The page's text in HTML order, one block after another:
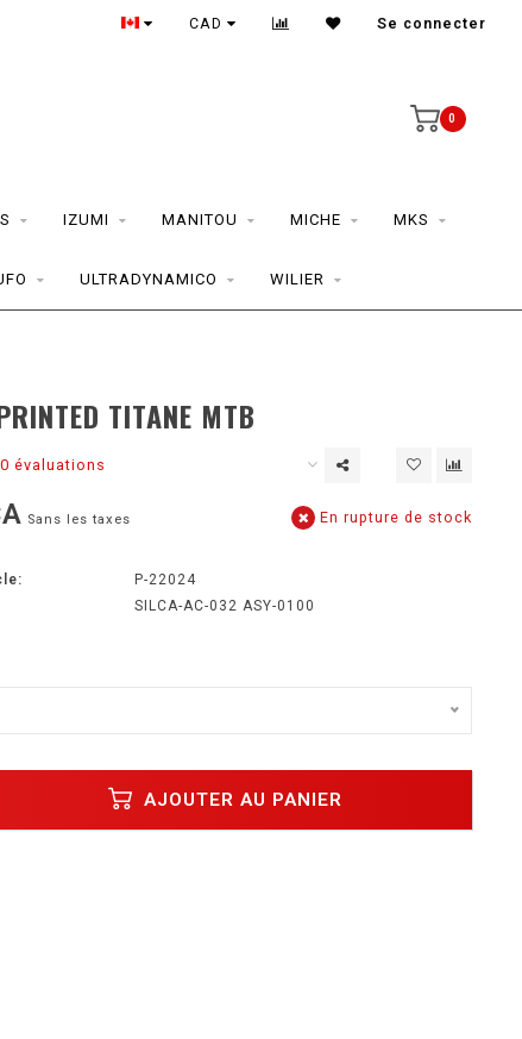
CAD Se connecter
0
IZUMI MANITOU MICHE MKS
ULTRADYNAMICO WILIER
TITANE MTB
0 évaluations
Sans les taxes En rupture de stock
P-22024
SILCA-AC-032 ASY-0100
AJOUTER AU PANIER